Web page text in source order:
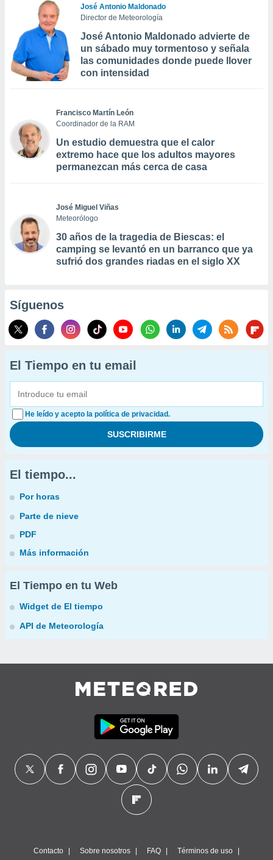
José Antonio Maldonado
Director de Meteorología
José Antonio Maldonado advierte de
un sábado muy tormentoso y señala
las comunidades donde puede llover
con intensidad
Francisco Martín León
Coordinador de la RAM
Un estudio demuestra que el calor
extremo hace que los adultos mayores
permanezcan más cerca de casa
José Miguel Viñas
Meteorólogo
30 años de la tragedia de Biescas: el
camping se levantó en un barranco que ya
sufrió dos grandes riadas en el siglo XX
Síguenos
El Tiempo en tu email
He leído y acepto la política de privacidad.
El tiempo...
Por horas
Parte de nieve
PDF
Más información
El Tiempo en tu Web
Widget de El tiempo
API de Meteorología
Contacto Sobre nosotros FAQ Términos de uso